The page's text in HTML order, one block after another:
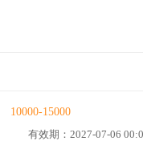
10000-15000
有效期：2027-07-06